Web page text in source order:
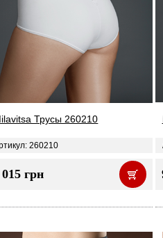
Трусы 260210
260210
015 грн